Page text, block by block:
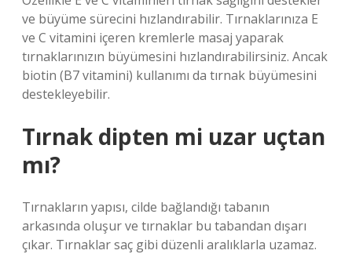
ve büyüme sürecini hızlandırabilir. Tırnaklarınıza E
ve C vitamini içeren kremlerle masaj yaparak
tırnaklarınızın büyümesini hızlandırabilirsiniz. Ancak
biotin (B7 vitamini) kullanımı da tırnak büyümesini
destekleyebilir.
Tırnak dipten mi uzar uçtan
mı?
Tırnakların yapısı, cilde bağlandığı tabanın
arkasında oluşur ve tırnaklar bu tabandan dışarı
çıkar. Tırnaklar saç gibi düzenli aralıklarla uzamaz.